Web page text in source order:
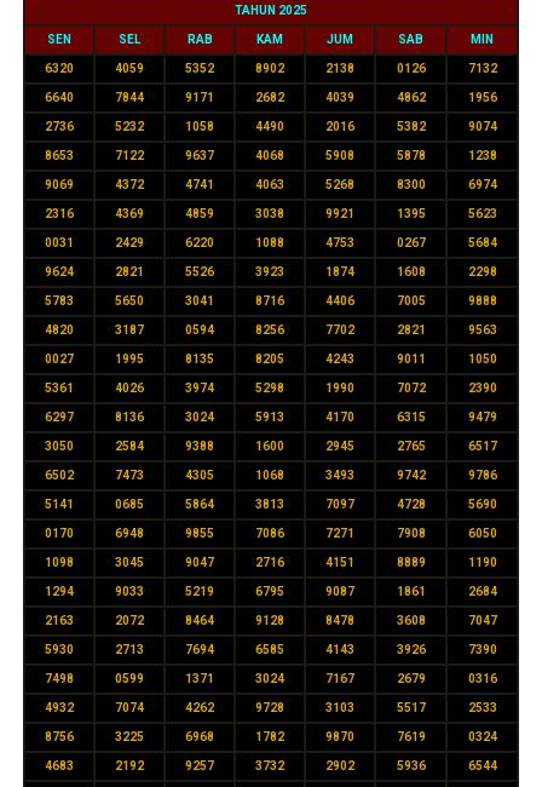
TAHUN 2025
SEN SEL RAB KAM JUM SAB MIN
6320 4059 5352 8902 2138 0126 7132
6640 7844 9171 2682 4039 4862 1956
2736 5232 1058 4490 2016 5382 9074
8653 7122 9637 4068 5908 5878 1238
9069 4372 4741 4063 5268 8300 6974
2316 4369 4859 3038 9921 1395 5623
0031 2429 6220 1088 4753 0267 5684
9624 2821 5526 3923 1874 1608 2298
5783 5650 3041 8716 4406 7005 9888
4820 3187 0594 8256 7702 2821 9563
0027 1995 8135 8205 4243 9011 1050
5361 4026 3974 5298 1990 7072 2390
6297 8136 3024 5913 4170 6315 9479
3050 2584 9388 1600 2945 2765 6517
6502 7473 4305 1068 3493 9742 9786
5141 0685 5864 3813 7097 4728 5690
0170 6948 9855 7086 7271 7908 6050
1098 3045 9047 2716 4151 8889 1190
1294 9033 5219 6795 9087 1861 2684
2163 2072 8464 9128 8478 3608 7047
5930 2713 7694 6585 4143 3926 7390
7498 0599 1371 3024 7167 2679 0316
4932 7074 4262 9728 3103 5517 2533
8756 3225 6968 1782 9870 7619 0324
4683 2192 9257 3732 2902 5936 6544